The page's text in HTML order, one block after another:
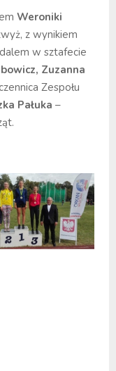
Weroniki
z wynikiem
w sztafecie
Zuzanna
Zespołu
Pałuka –